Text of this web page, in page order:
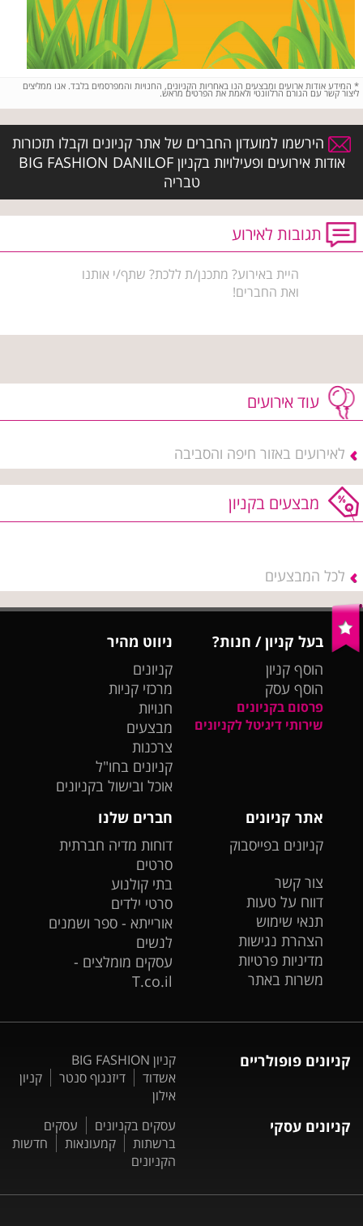
* המידע אודות ארועים ומבצעים הנו באחריות הקניונים, החנויות והמפרסמים בלבד. אנו ממליצים
ליצור קשר עם הגורם הרלוונטי ולאמת את הפרטים מראש.
הירשמו למועדון החברים של אתר קניונים וקבלו תזכורות
אודות אירועים ופעילויות בקניון BIG FASHION DANILOF
טבריה
תגובות לאירוע
היית באירוע? מתכנן/ת ללכת? שתף/י אותנו
ואת החברים!
עוד אירועים
לאירועים באזור חיפה והסביבה
מבצעים בקניון
לכל המבצעים
בעל קניון / חנות?
הוסף קניון
הוסף עסק
פרסום בקניונים
שירותי דיגיטל לקניונים
ניווט מהיר
קניונים
מרכזי קניות
חנויות
מבצעים
צרכנות
קניונים בחו"ל
אוכל ובישול בקניונים
אתר קניונים
קניונים בפייסבוק
צור קשר
דווח על טעות
תנאי שימוש
הצהרת נגישות
מדיניות פרטיות
משרות באתר
חברים שלנו
דוחות מדיה חברתית
סרטים
בתי קולנוע
סרטי ילדים
אורייתא - ספר ושמנים
לנשים
עסקים מומלצים -
T.co.il
קניונים פופולריים
קניון BIG FASHION
אשדוד
דיזנגוף סנטר
קניון
אילון
קניונים עסקי עסקים בקניונים
עסקים
ברשתות
קמעונאות
חדשות
הקניונים